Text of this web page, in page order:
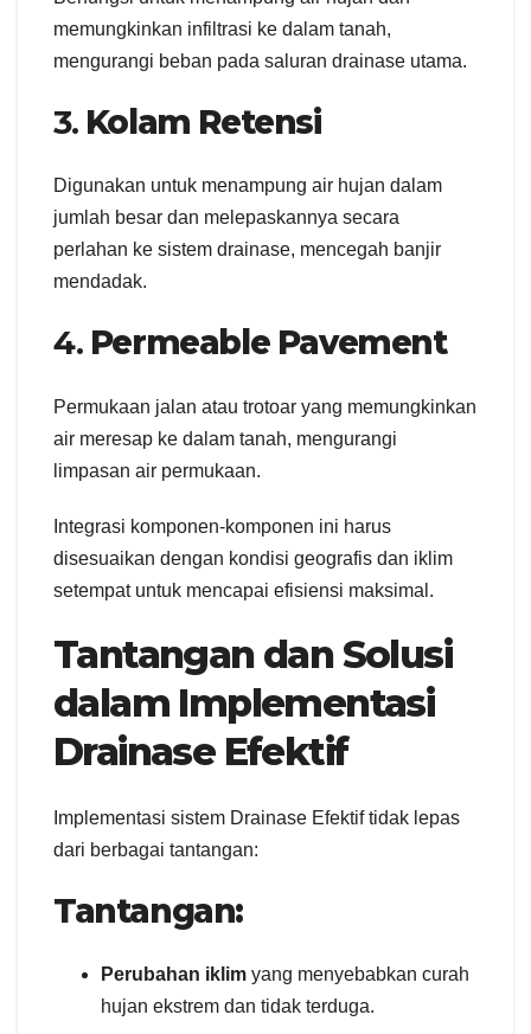
memungkinkan infiltrasi ke dalam tanah,
mengurangi beban pada saluran drainase utama.
3. Kolam Retensi
Digunakan untuk menampung air hujan dalam
jumlah besar dan melepaskannya secara
perlahan ke sistem drainase, mencegah banjir
mendadak.
4. Permeable Pavement
Permukaan jalan atau trotoar yang memungkinkan
air meresap ke dalam tanah, mengurangi
limpasan air permukaan.
Integrasi komponen-komponen ini harus
disesuaikan dengan kondisi geografis dan iklim
setempat untuk mencapai efisiensi maksimal.
Tantangan dan Solusi
dalam Implementasi
Drainase Efektif
Implementasi sistem Drainase Efektif tidak lepas
dari berbagai tantangan:
Tantangan:
Perubahan iklim yang menyebabkan curah
hujan ekstrem dan tidak terduga.